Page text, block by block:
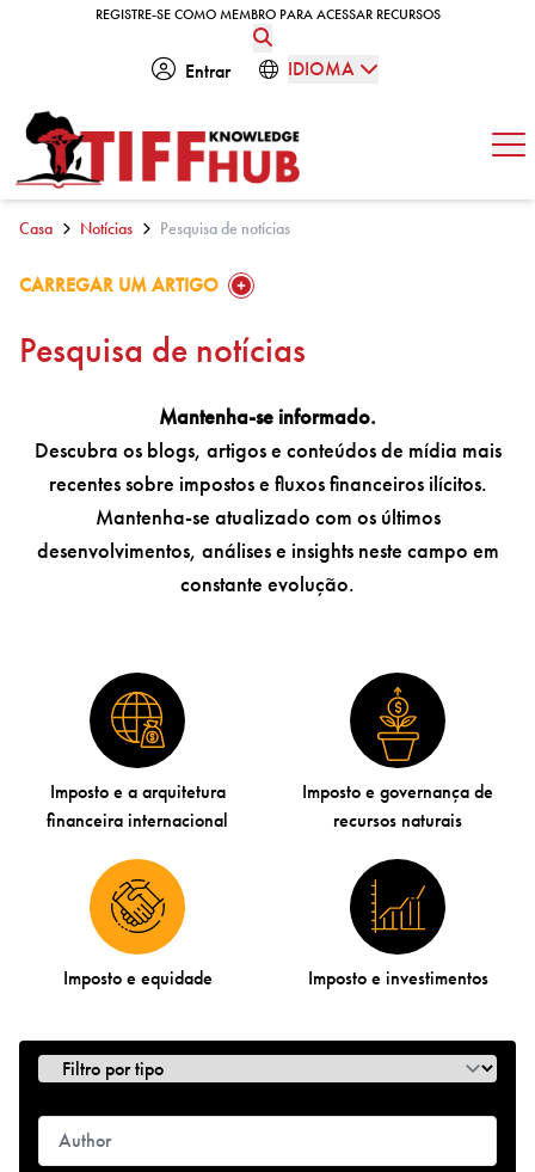
Skip to contentREGISTRE-SE COMO MEMBRO PARA ACESSAR RECURSOS
REGISTRE-SE COMO MEMBRO PARA ACESSAR RECURSOS
Entrar IDIOMA
Casa Notícias Pesquisa de notícias
CARREGAR UM ARTIGO
GO TO:
Pesquisa de notícias
Mantenha-se informado.
Descubra os blogs, artigos e conteúdos de mídia mais
recentes sobre impostos e fluxos financeiros ilícitos.
Mantenha-se atualizado com os últimos
desenvolvimentos, análises e insights neste campo em
constante evolução.
Imposto e a arquitetura
financeira internacional
Imposto e governança de
recursos naturais
Imposto e equidade Imposto e investimentos